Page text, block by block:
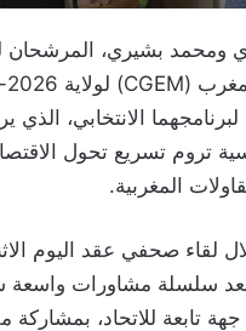
بشيري، المرشحان
الانتخابي، الذي
تروم تسريع تحول
المغربية.
لقاء صحفي عقد اليوم
جامعة مهنية و 12 جهة تابعة للاتحاد،